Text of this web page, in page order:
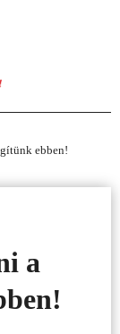
ebben!
a